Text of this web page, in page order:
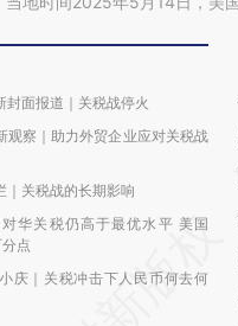
封面报道｜关税战停火
观察｜助力外贸企业应对关税战
｜关税战的长期影响
华关税仍高于最优水平 美国
点
庆｜关税冲击下人民币何去何